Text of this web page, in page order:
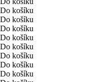
Do košíku
Do košíku
Do košíku
Do košíku
Do košíku
Do košíku
Do košíku
Do košíku